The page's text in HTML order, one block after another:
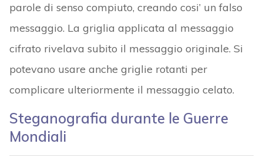
parole di senso compiuto, creando cosi’ un falso
messaggio. La griglia applicata al messaggio
cifrato rivelava subito il messaggio originale. Si
potevano usare anche griglie rotanti per
complicare ulteriormente il messaggio celato.
Steganografia durante le Guerre
Mondiali